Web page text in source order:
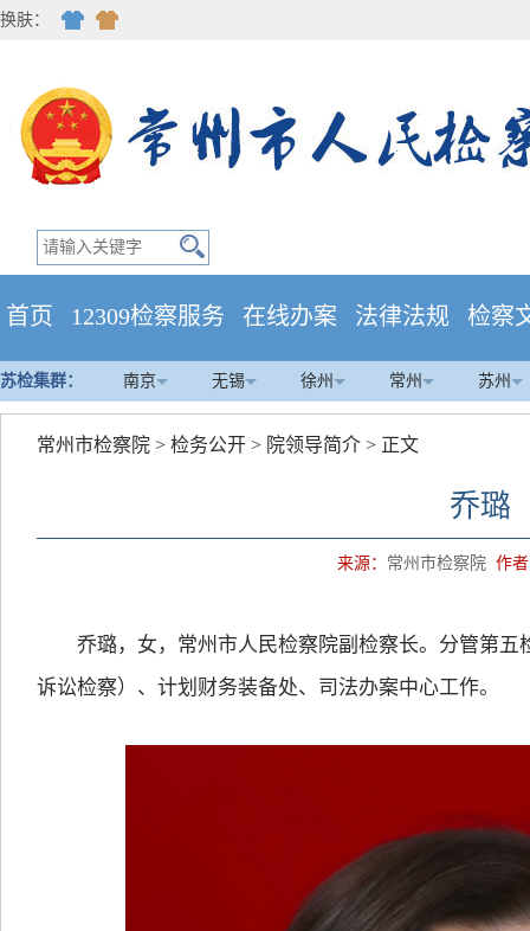
换肤：
首页 12309检察服务 在线办案 法律法规 检察
苏检集群： 南京 无锡 徐州 常州 苏州
常州市检察院 > 检务公开 > 院领导简介 > 正文
乔璐
来源： 常州市检察院 作
乔璐，女，常州市人民检察院副检察长。分管第五
诉讼检察）、计划财务装备处、司法办案中心工作。